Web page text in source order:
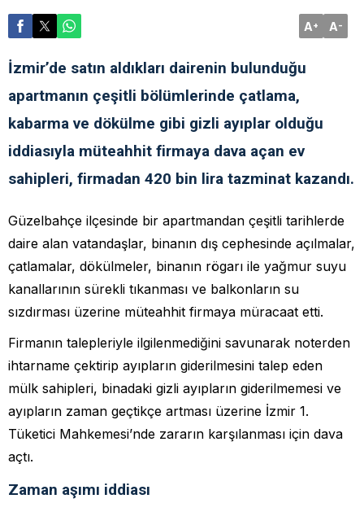
A+ A-
İzmir’de satın aldıkları dairenin bulunduğu
apartmanın çeşitli bölümlerinde çatlama,
kabarma ve dökülme gibi gizli ayıplar olduğu
iddiasıyla müteahhit firmaya dava açan ev
sahipleri, firmadan 420 bin lira tazminat kazandı.
Güzelbahçe ilçesinde bir apartmandan çeşitli tarihlerde
daire alan vatandaşlar, binanın dış cephesinde açılmalar,
çatlamalar, dökülmeler, binanın rögarı ile yağmur suyu
kanallarının sürekli tıkanması ve balkonların su
sızdırması üzerine müteahhit firmaya müracaat etti.
Firmanın talepleriyle ilgilenmediğini savunarak noterden
ihtarname çektirip ayıpların giderilmesini talep eden
mülk sahipleri, binadaki gizli ayıpların giderilmemesi ve
ayıpların zaman geçtikçe artması üzerine İzmir 1.
Tüketici Mahkemesi’nde zararın karşılanması için dava
açtı.
Zaman aşımı iddiası